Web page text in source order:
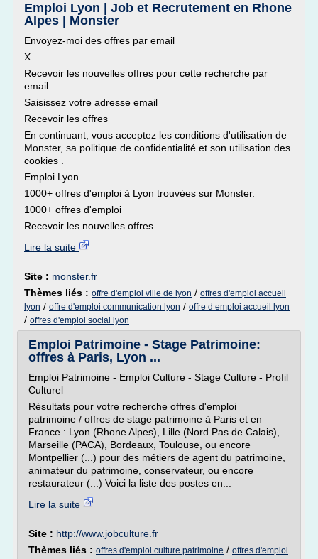
Emploi Lyon | Job et Recrutement en Rhone
Alpes | Monster
Envoyez-moi des offres par email
X
Recevoir les nouvelles offres pour cette recherche par
email
Saisissez votre adresse email
Recevoir les offres
En continuant, vous acceptez les conditions d'utilisation de
Monster, sa politique de confidentialité et son utilisation des
cookies .
Emploi Lyon
1000+ offres d'emploi à Lyon trouvées sur Monster.
1000+ offres d'emploi
Recevoir les nouvelles offres...
Lire la suite
Site : monster.fr
Thèmes liés : offre d'emploi ville de lyon / offres d'emploi accueil
lyon / offre d'emploi communication lyon / offre d emploi accueil lyon
/ offres d'emploi social lyon
Emploi Patrimoine - Stage Patrimoine:
offres à Paris, Lyon ...
Emploi Patrimoine - Emploi Culture - Stage Culture - Profil
Culturel
Résultats pour votre recherche offres d'emploi
patrimoine / offres de stage patrimoine à Paris et en
France : Lyon (Rhone Alpes), Lille (Nord Pas de Calais),
Marseille (PACA), Bordeaux, Toulouse, ou encore
Montpellier (...) pour des métiers de agent du patrimoine,
animateur du patrimoine, conservateur, ou encore
restaurateur (...) Voici la liste des postes en...
Lire la suite
Site : http://www.jobculture.fr
Thèmes liés : offres d'emploi culture patrimoine / offres d'emploi